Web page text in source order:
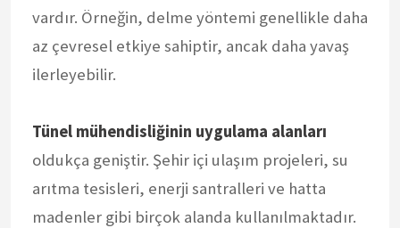
vardır. Örneğin, delme yöntemi genellikle daha
az çevresel etkiye sahiptir, ancak daha yavaş
ilerleyebilir.
Tünel mühendisliğinin uygulama alanları
oldukça geniştir. Şehir içi ulaşım projeleri, su
arıtma tesisleri, enerji santralleri ve hatta
madenler gibi birçok alanda kullanılmaktadır.